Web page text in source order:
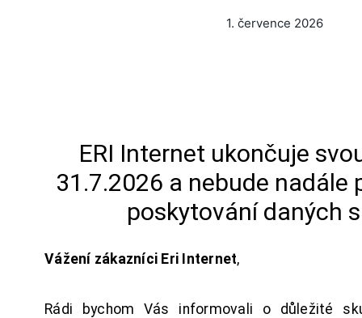
1. července 2026
ERI Internet ukončuje
31.7.2026 a nebude nadále
poskytování daných
Vážení zákazníci Eri Internet,
Rádi bychom Vás informovali o důležité